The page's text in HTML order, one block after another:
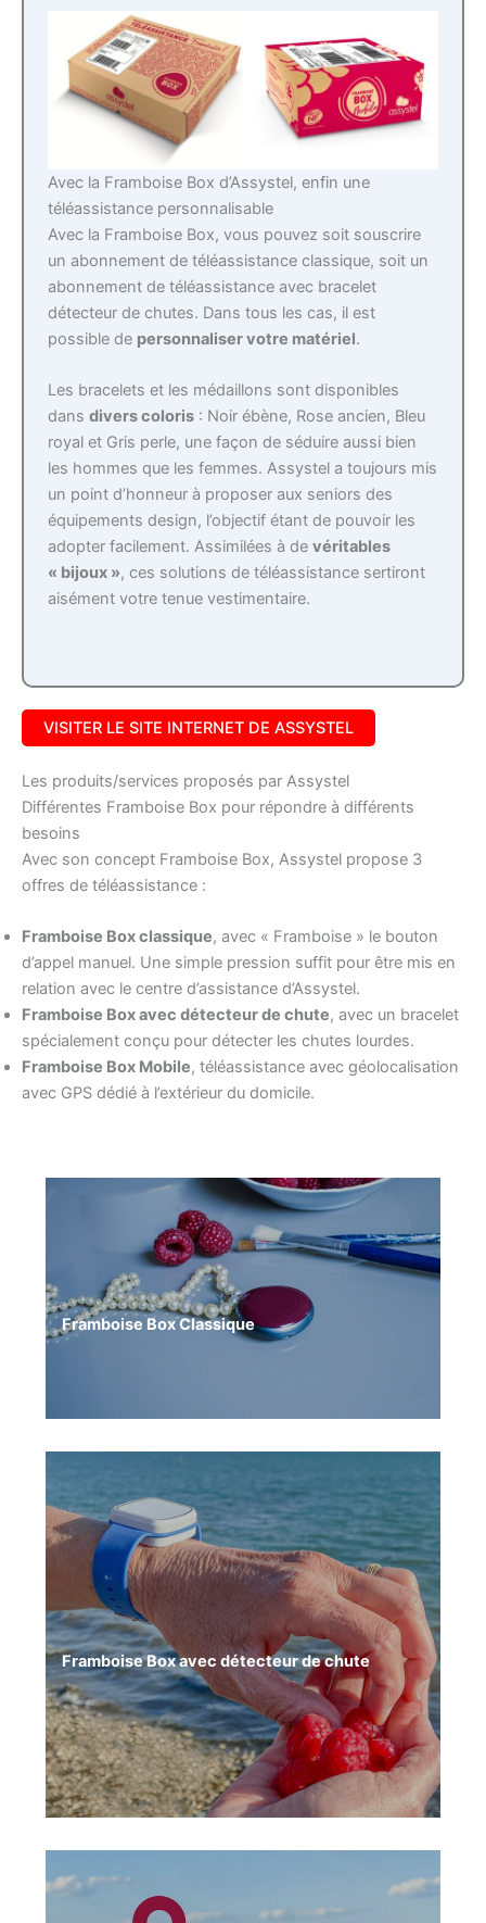
Avec la Framboise Box d’Assystel, enfin une
téléassistance personnalisable
Avec la Framboise Box, vous pouvez soit souscrire
un abonnement de téléassistance classique, soit un
abonnement de téléassistance avec bracelet
détecteur de chutes. Dans tous les cas, il est
possible de personnaliser votre matériel.
Les bracelets et les médaillons sont disponibles
dans divers coloris: Noir ébène, Rose ancien, Bleu
royal et Gris perle, une façon de séduire aussi bien
les hommes que les femmes. Assystel a toujours mis
un point d’honneur à proposer aux seniors des
équipements design, l’objectif étant de pouvoir les
adopter facilement. Assimilées à de véritables
« bijoux », ces solutions de téléassistance sertiront
aisément votre tenue vestimentaire.
VISITER LE SITE INTERNET DE ASSYSTEL
Les produits/services proposés par Assystel
Différentes Framboise Box pour répondre à différents
besoins
Avec son concept Framboise Box, Assystel propose 3
offres de téléassistance :
Framboise Box classique, avec « Framboise » le bouton
d’appel manuel. Une simple pression suffit pour être mis en
relation avec le centre d’assistance d’Assystel.
Framboise Box avec détecteur de chute, avec un bracelet
spécialement conçu pour détecter les chutes lourdes.
Framboise Box Mobile, téléassistance avec géolocalisation
avec GPS dédié à l’extérieur du domicile.
Framboise Box Classique
Framboise Box avec détecteur de chute